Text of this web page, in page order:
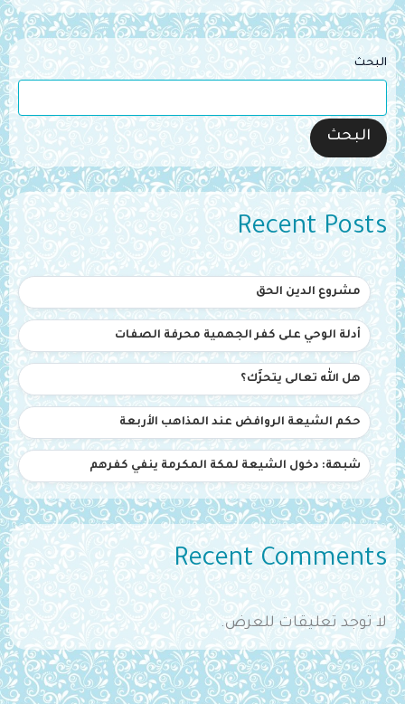
البحث
البحث
Recent Posts
مشروع الدين الحق
أدلة الوحي على كفر الجهمية محرفة الصفات
هل الله تعالى يتحرَّك؟
حكم الشيعة الروافض عند المذاهب الأربعة
شبهة: دخول الشيعة لمكة المكرمة ينفي كفرهم
Recent Comments
لا توجد تعليقات للعرض.